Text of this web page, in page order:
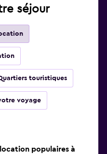
séjour
touristiques
voyage
populaires à